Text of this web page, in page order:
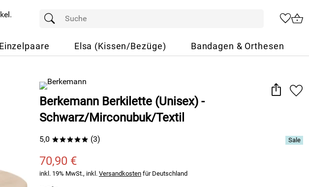
Einzelpaare Elsa (Kissen/Bezüge) Bandagen & Orthesen
Berkemann Berkilette (Unisex) -
Schwarz/Mirconubuk/Textil
5,0 ***** (3)
70,90 €
inkl. 19% MwSt., inkl. Versandkosten für Deutschland